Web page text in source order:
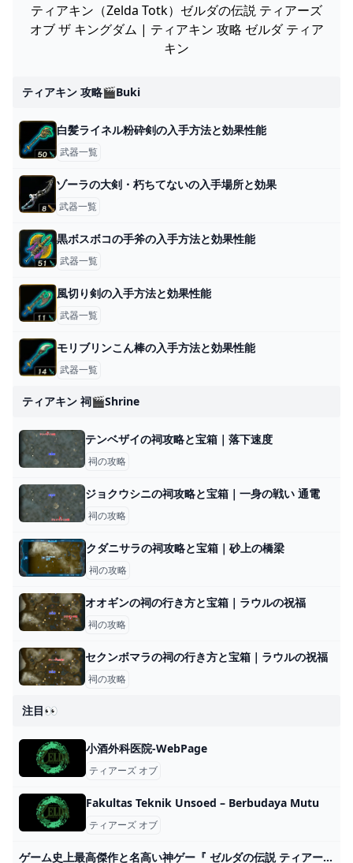
ティアキン（Zelda Totk）ゼルダの伝説 ティアーズ
オブ ザ キングダム | ティアキン 攻略 ゼルダ ティア
キン
ティアキン 攻略🎬buki
白髪ライネル粉砕剣の入手方法と効果性能
武器一覧
ゾーラの大剣・朽ちてないの入手場所と効果
武器一覧
黒ボスボコの手斧の入手方法と効果性能
武器一覧
風切り剣の入手方法と効果性能
武器一覧
モリブリンこん棒の入手方法と効果性能
武器一覧
ティアキン 祠🎬shrine
テンベザイの祠攻略と宝箱｜落下速度
祠の攻略
ジョクウシニの祠攻略と宝箱｜一身の戦い 通電
祠の攻略
クダニサラの祠攻略と宝箱｜砂上の橋梁
祠の攻略
オオギンの祠の行き方と宝箱｜ラウルの祝福
祠の攻略
セクンボマラの祠の行き方と宝箱｜ラウルの祝福
祠の攻略
注目👀
小酒外科医院-WebPage
ティアーズ オブ
Fakultas Teknik Unsoed – Berbudaya Mutu
ティアーズ オブ
ゲーム史上最高傑作と名高い神ゲー『 ゼルダの伝説 ティアーズ オブ ザ キングダム 』#1 - YouTube